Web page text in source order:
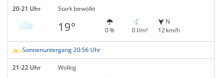
20-21 Uhr Stark bewölkt
19° 0 % 0 l/m²
N
12 km/h
Sonnenuntergang 20:56 Uhr
21-22 Uhr
Wolkig